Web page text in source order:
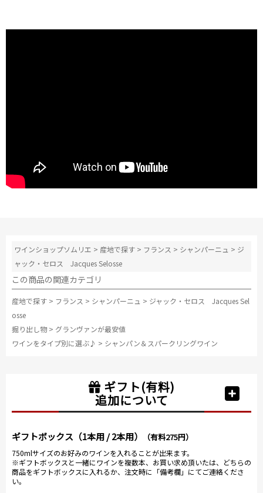
ワインショップソムリエ > 産地で探す > フランス > シャンパーニュ > ジ
ャック・セロス Jacques Selosse
この商品の関連カテゴリ
産地で探す > フランス > シャンパーニュ > ジャック・セロス Jacques Sel
osse
掘り出し物 > グランヴァンが最安値
ワインをタイプ別に選ぶ♪ > シャンパン＆スパークリングワイン
ギフト(有料)
追加について
ギフトボックス（1本用 / 2本用） （有料275円）
750mlサイズのお好みのワインを入れることが出来ます。
※ギフトボックスと一緒にワインを複数本、お買い求め頂いたは、どちらの
商品をギフトボックスに入れるか、注文時に「備考欄」にてご連絡くださ
い。